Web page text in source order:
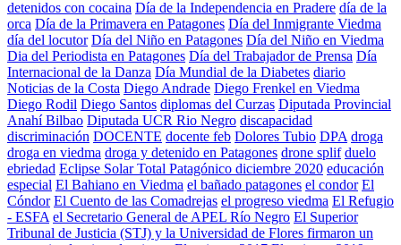
detenidos con cocaina Día de la Independencia en Pradere día de la
orca Día de la Primavera en Patagones Día del Inmigrante Viedma
día del locutor Día del Niño en Patagones Día del Niño en Viedma
Dia del Periodista en Patagones Día del Trabajador de Prensa Día
Internacional de la Danza Día Mundial de la Diabetes diario
Noticias de la Costa Diego Andrade Diego Frenkel en Viedma
Diego Rodil Diego Santos diplomas del Curzas Diputada Provincial
Anahí Bilbao Diputada UCR Rio Negro discapacidad
discriminación DOCENTE docente feb Dolores Tubio DPA droga
droga en viedma droga y detenido en Patagones drone splif duelo
ebriedad Eclipse Solar Total Patagónico diciembre 2020 educación
especial El Bahiano en Viedma el bañado patagones el condor El
Cóndor El Cuento de las Comadrejas el progreso viedma El Refugio
- ESFA el Secretario General de APEL Río Negro El Superior
Tribunal de Justicia (STJ) y la Universidad de Flores firmaron un